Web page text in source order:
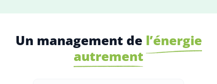
Un management de l’énergie
autrement